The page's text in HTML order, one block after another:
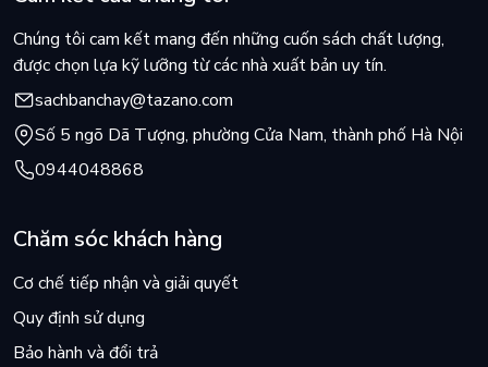
ngọt ngào nhưng cũng đầy thử thách của cặp đôi này.
Chúng tôi cam kết mang đến những cuốn sách chất lượng,
được chọn lựa kỹ lưỡng từ các nhà xuất bản uy tín.
sachbanchay@tazano.com
Số 5 ngõ Dã Tượng, phường Cửa Nam, thành phố Hà Nội
0944048868
Chăm sóc khách hàng
Cơ chế tiếp nhận và giải quyết
Quy định sử dụng
Bảo hành và đổi trả